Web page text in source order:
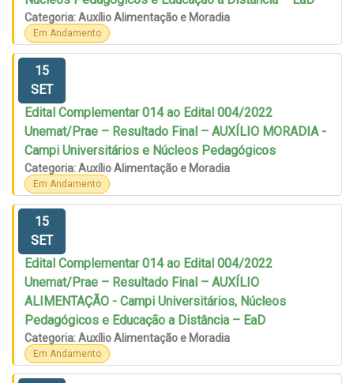
Categoria: Auxílio Alimentação e Moradia
Em Andamento
15
SET
Edital Complementar 014 ao Edital 004/2022
Unemat/Prae – Resultado Final – AUXÍLIO MORADIA -
Campi Universitários e Núcleos Pedagógicos
Categoria: Auxílio Alimentação e Moradia
Em Andamento
15
SET
Edital Complementar 014 ao Edital 004/2022
Unemat/Prae – Resultado Final – AUXÍLIO
ALIMENTAÇÃO - Campi Universitários, Núcleos
Pedagógicos e Educação a Distância – EaD
Categoria: Auxílio Alimentação e Moradia
Em Andamento